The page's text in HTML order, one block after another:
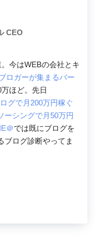
CEO
今はWEBの会社とキ
ロガーが集まるバー
ほど。先日
ログで月200万円稼ぐ
ーシングで月50万円
＠では既にブログを
ブログ診断やってま